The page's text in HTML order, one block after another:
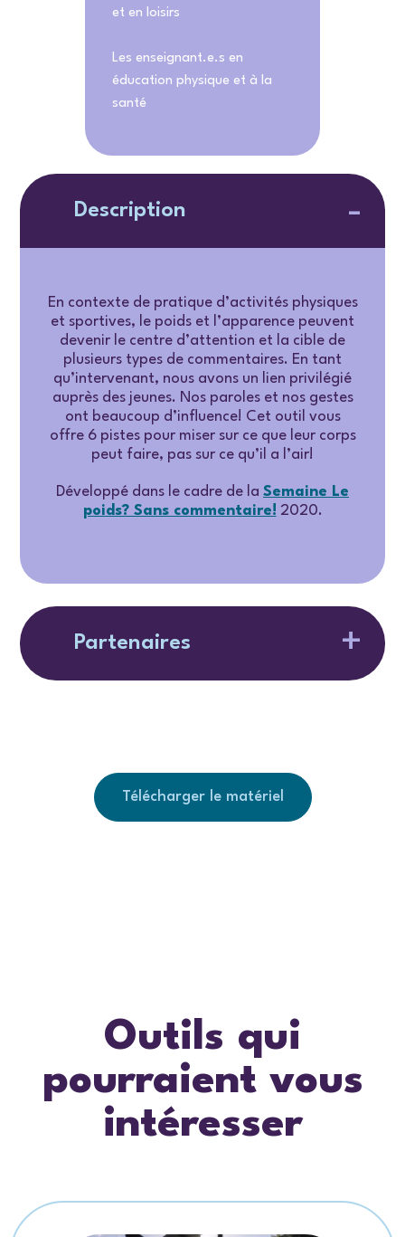
et en loisirs
Les enseignant.e.s en
éducation physique et à la
santé
Description
En contexte de pratique d’activités physiques
et sportives, le poids et l’apparence peuvent
devenir le centre d’attention et la cible de
plusieurs types de commentaires. En tant
qu’intervenant, nous avons un lien privilégié
auprès des jeunes. Nos paroles et nos gestes
ont beaucoup d’influence! Cet outil vous
offre 6 pistes pour miser sur ce que leur corps
peut faire, pas sur ce qu’il a l’air!
Développé dans le cadre de la Semaine Le
poids? Sans commentaire! 2020.
Partenaires
Télécharger le matériel
Outils qui
pourraient vous
intéresser